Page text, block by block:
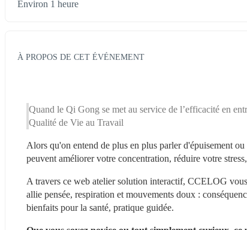
Environ 1 heure
À PROPOS DE CET ÉVÉNEMENT
Quand le Qi Gong se met au service de l’efficacité en
Qualité de Vie au Travail
Alors qu'on entend de plus en plus parler d'épuisement
peuvent améliorer votre concentration, réduire votre
A travers ce web atelier solution interactif, CCELOG
allie pensée, respiration et mouvements doux :
bienfaits pour la santé, pratique guidée.